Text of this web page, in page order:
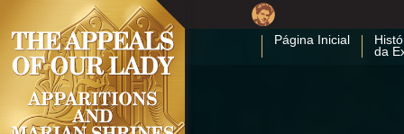
Página Inicial
da